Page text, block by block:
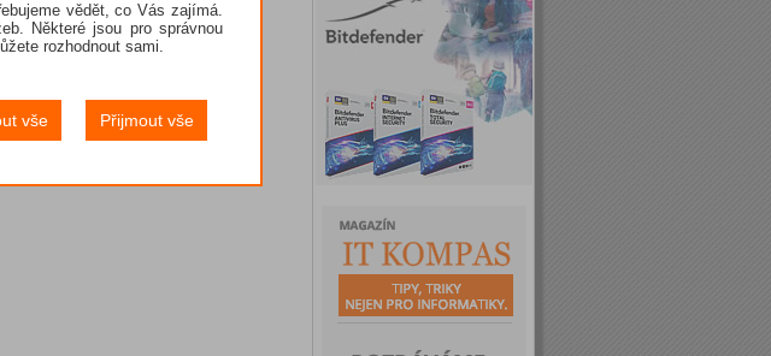
vědět, co Vás zajímá.
Některé jsou pro správnou
rozhodnout sami.
vše Přijmout vše